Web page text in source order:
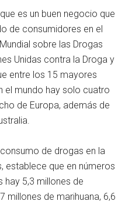
es un buen negocio que
de consumidores en el
sobre las Drogas
Unidas contra la Droga y
entre los 15 mayores
el mundo hay solo cuatro
de Europa, además de
de drogas en la
establece que en números
hay 5,3 millones de
millones de marihuana, 6,6